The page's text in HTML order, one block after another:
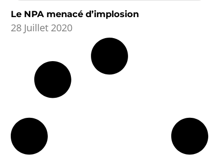
Le NPA menacé d’implosion
28 Juillet 2020